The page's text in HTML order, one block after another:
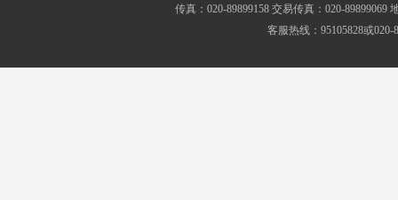
传真：020-89899158 交易传真：020-
客服热线：95105828或020-